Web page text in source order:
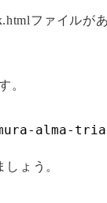
ファイルが
。
alma-
ょう。